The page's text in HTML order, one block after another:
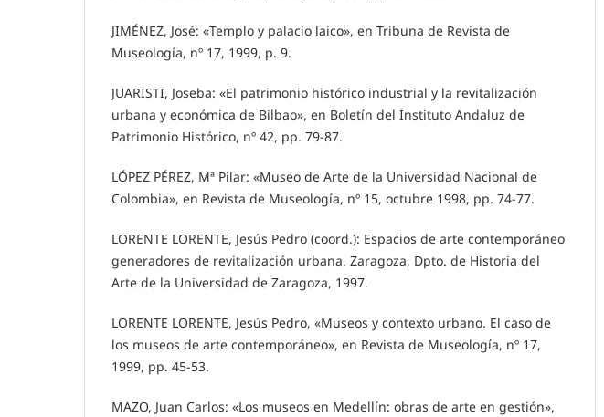
JIMÉNEZ, José: «Templo y palacio laico», en Tribuna de Revista de
Museología, nº 17, 1999, p. 9.
JUARISTI, Joseba: «El patrimonio histórico industrial y la revitalización
urbana y económica de Bilbao», en Boletín del Instituto Andaluz de
Patrimonio Histórico, nº 42, pp. 79-87.
LÓPEZ PÉREZ, Mª Pilar: «Museo de Arte de la Universidad Nacional de
Colombia», en Revista de Museología, nº 15, octubre 1998, pp. 74-77.
LORENTE LORENTE, Jesús Pedro (coord.): Espacios de arte contemporáneo
generadores de revitalización urbana. Zaragoza, Dpto. de Historia del
Arte de la Universidad de Zaragoza, 1997.
LORENTE LORENTE, Jesús Pedro, «Museos y contexto urbano. El caso de
los museos de arte contemporáneo», en Revista de Museología, nº 17,
1999, pp. 45-53.
MAZO, Juan Carlos: «Los museos en Medellín: obras de arte en gestión»,